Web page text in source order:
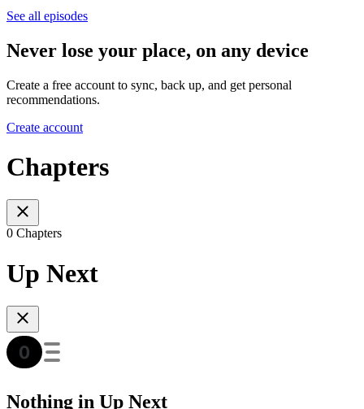
See all episodes
Never lose your place, on any device
Create a free account to sync, back up, and get personal
recommendations.
Create account
Chapters
0 Chapters
Up Next
Nothing in Up Next